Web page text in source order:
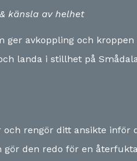
känsla av helhet
ger avkoppling och
landa i stillhet på
rengör ditt ansikte inför
den redo för en